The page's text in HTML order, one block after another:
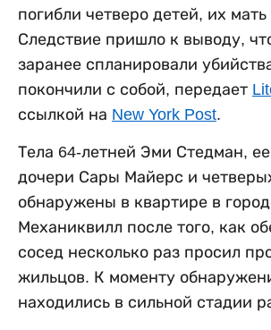
погибли четверо детей, их
Следствие пришло к выводу,
заранее спланировали
покончили с собой, передает
ссылкой на New York Post.
Тела 64-летней Эми Стедман,
дочери Сары Майерс и
обнаружены в квартире в
Механиквилл после того, как
сосед несколько раз просил
жильцов. К моменту
находились в сильной стадии